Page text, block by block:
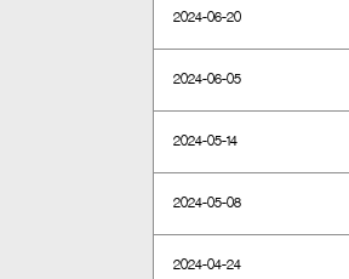
2024-06-20
2024-06-05
2024-05-14
2024-05-08
2024-04-24